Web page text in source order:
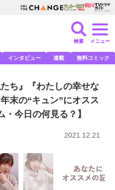
検索 メニュー
インタビュー 連載 無料コミック
ち』『わたしの幸せな
末の“キュン”にオスス
今日の何見る？】
2021.12.21